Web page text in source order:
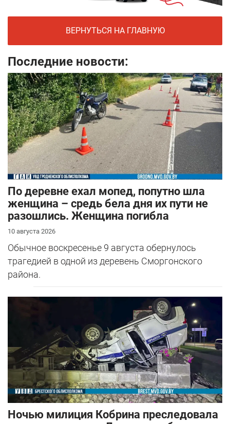
ВЕРНУТЬСЯ НА ГЛАВНУЮ
Последние новости:
По деревне ехал мопед, попутно шла
женщина – средь бела дня их пути не
разошлись. Женщина погибла
10 августа 2026
Обычное воскресенье 9 августа обернулось
трагедией в одной из деревень Сморгонского
района.
Ночью милиция Кобрина преследовала